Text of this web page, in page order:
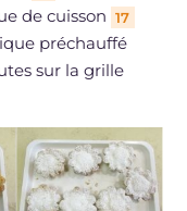
de cuisson 17
préchauffé
sur la grille